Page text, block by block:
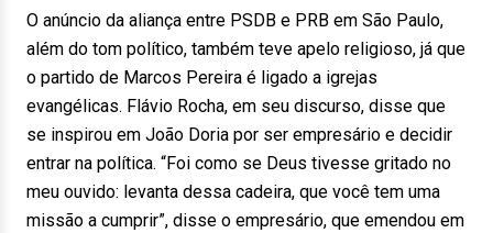
O anúncio da aliança entre PSDB e PRB em São Paulo,
além do tom político, também teve apelo religioso, já que
o partido de Marcos Pereira é ligado a igrejas
evangélicas. Flávio Rocha, em seu discurso, disse que
se inspirou em João Doria por ser empresário e decidir
entrar na política. “Foi como se Deus tivesse gritado no
meu ouvido: levanta dessa cadeira, que você tem uma
missão a cumprir”, disse o empresário, que emendou em